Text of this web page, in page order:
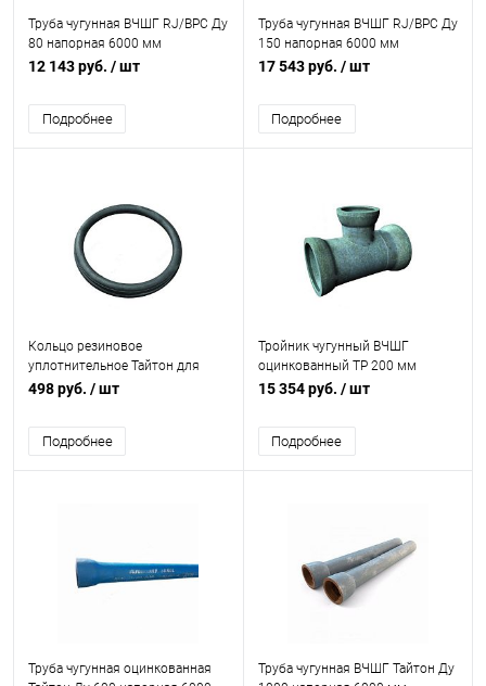
Труба чугунная ВЧШГ RJ/ВРС Ду
80 напорная 6000 мм
раструбная с ЦПП б/к с нар. лак.
12 143 руб. / шт
Подробнее
Труба чугунная ВЧШГ RJ/ВРС Ду
150 напорная 6000 мм
раструбная б/к без покрытия
17 543 руб. / шт
Подробнее
Кольцо резиновое
уплотнительное Тайтон для
ВЧШГ 200 мм
498 руб. / шт
Подробнее
Тройник чугунный ВЧШГ
оцинкованный ТР 200 мм
15 354 руб. / шт
Подробнее
Труба чугунная оцинкованная
Труба чугунная ВЧШГ Тайтон Ду